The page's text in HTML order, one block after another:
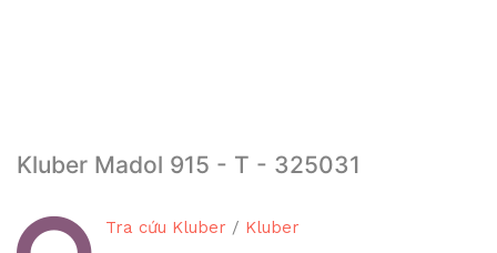
Kluber Madol 915 - T - 325031
Tra cứu Kluber / Kluber